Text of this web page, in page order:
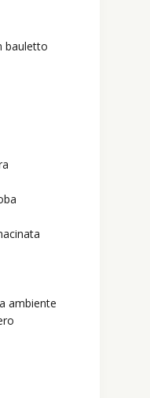
bauletto
ambiente